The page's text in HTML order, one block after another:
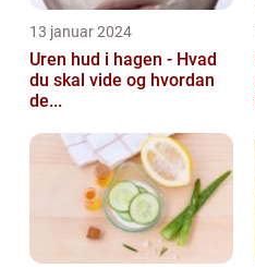
13 januar 2024
Uren hud i hagen - Hvad
du skal vide og hvordan
de...